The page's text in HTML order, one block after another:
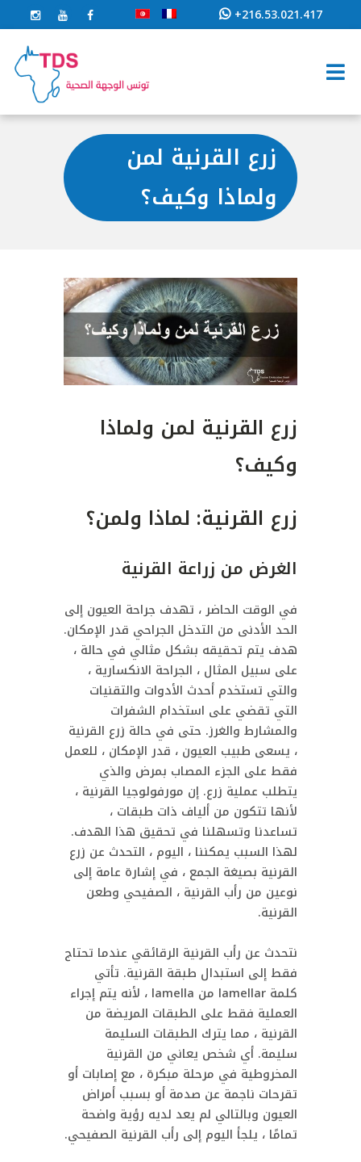
+216.53.021.417
زرع القرنية لمن
ولماذا وكيف؟
زرع القرنية لمن ولماذا
وكيف؟
زرع القرنية: لماذا ولمن؟
الغرض من زراعة القرنية
في الوقت الحاضر ، تهدف جراحة العيون إلى
الحد الأدنى من التدخل الجراحي قدر الإمكان.
هدف يتم تحقيقه بشكل مثالي في حالة ،
على سبيل المثال ، الجراحة الانكسارية ،
والتي تستخدم أحدث الأدوات والتقنيات
التي تقضي على استخدام الشفرات
والمشارط والغرز. حتى في حالة زرع القرنية
، يسعى طبيب العيون ، قدر الإمكان ، للعمل
فقط على الجزء المصاب بمرض والذي
يتطلب عملية زرع. إن مورفولوجيا القرنية ،
لأنها تتكون من ألياف ذات طبقات ،
تساعدنا وتسهلنا في تحقيق هذا الهدف.
لهذا السبب يمكننا ، اليوم ، التحدث عن زرع
القرنية بصيغة الجمع ، في إشارة عامة إلى
نوعين من رأب القرنية ، الصفيحي وطعن
القرنية.
نتحدث عن رأب القرنية الرقائقي عندما تحتاج
فقط إلى استبدال طبقة القرنية. تأتي
كلمة lamellar من lamella ، لأنه يتم إجراء
العملية فقط على الطبقات المريضة من
القرنية ، مما يترك الطبقات السليمة
سليمة. أي شخص يعاني من القرنية
المخروطية في مرحلة مبكرة ، مع إصابات أو
تقرحات ناجمة عن صدمة أو بسبب أمراض
العيون وبالتالي لم يعد لديه رؤية واضحة
تمامًا ، يلجأ اليوم إلى رأب القرنية الصفيحي.